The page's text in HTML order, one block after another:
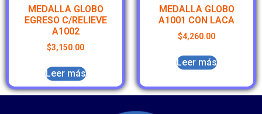
MEDALLA GLOBO
EGRESO C/RELIEVE
A1002
$3,150.00
Leer más
MEDALLA GLOBO
A1001 CON LACA
$4,260.00
Leer más